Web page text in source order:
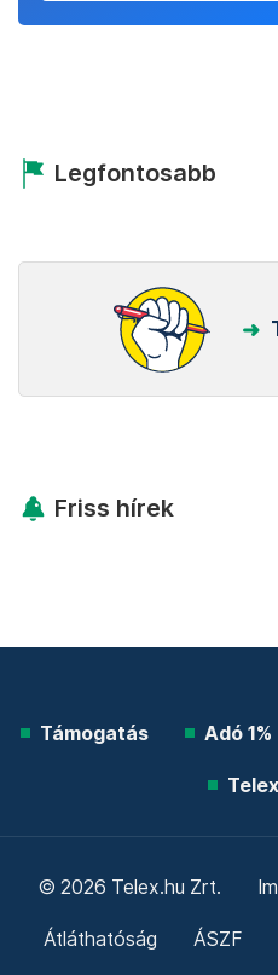
Legfontosabb
Friss hírek
Támogatás Adó
© 2026 Telex.hu Zrt.
Átláthatóság ÁSZF